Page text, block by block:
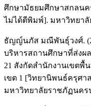
ศึกษามัธยมศึกษาสกลน
ไม่ได้ตีพิมพ์]. มหาวิทยา
ธัญญ์นภัส มณีพันธุ์วงศ์.
บริหารสถานศึกษาที่ส่งผ
21 สังกัดสำนักงานเขต
เขต 1 [วิทยานิพนธ์ครุศ
มหาวิทยาลัยราชภัฏนคร